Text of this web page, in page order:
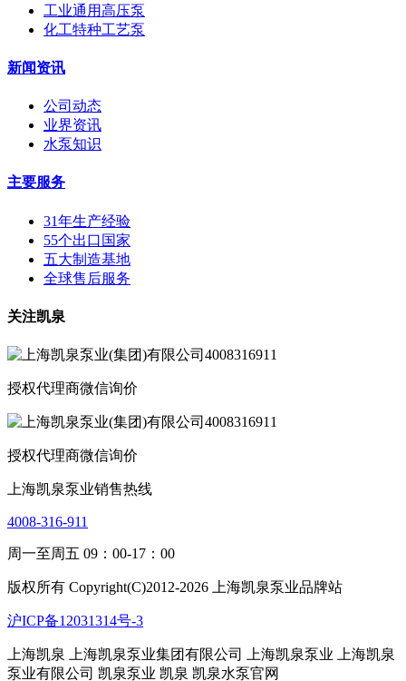
工业通用高压泵
化工特种工艺泵
新闻资讯
公司动态
业界资讯
水泵知识
主要服务
31年生产经验
55个出口国家
五大制造基地
全球售后服务
关注凯泉
授权代理商微信询价
授权代理商微信询价
上海凯泉泵业销售热线
4008-316-911
周一至周五 09：00-17：00
版权所有 Copyright(C)2012-2026 上海凯泉泵业品牌站
沪ICP备12031314号-3
上海凯泉 上海凯泉泵业集团有限公司 上海凯泉泵业
上海凯泉
泵业有限公司 凯泉泵业 凯泉 凯泉水泵官网